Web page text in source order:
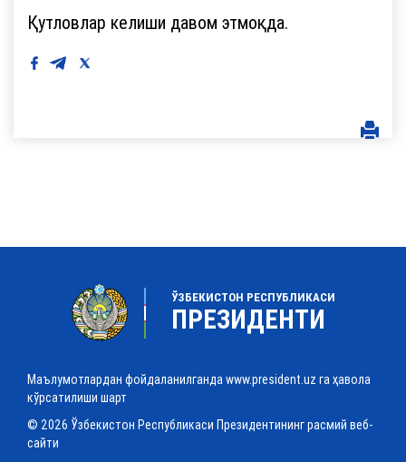
Қутловлар келиши давом этмоқда.
ЎЗБЕКИСТОН РЕСПУБЛИКАСИ
ПРЕЗИДЕНТИ
Маълумотлардан фойдаланилганда www.president.uz га ҳавола
кўрсатилиши шарт
© 2026 Ўзбекистон Республикаси Президентининг расмий веб-
сайти